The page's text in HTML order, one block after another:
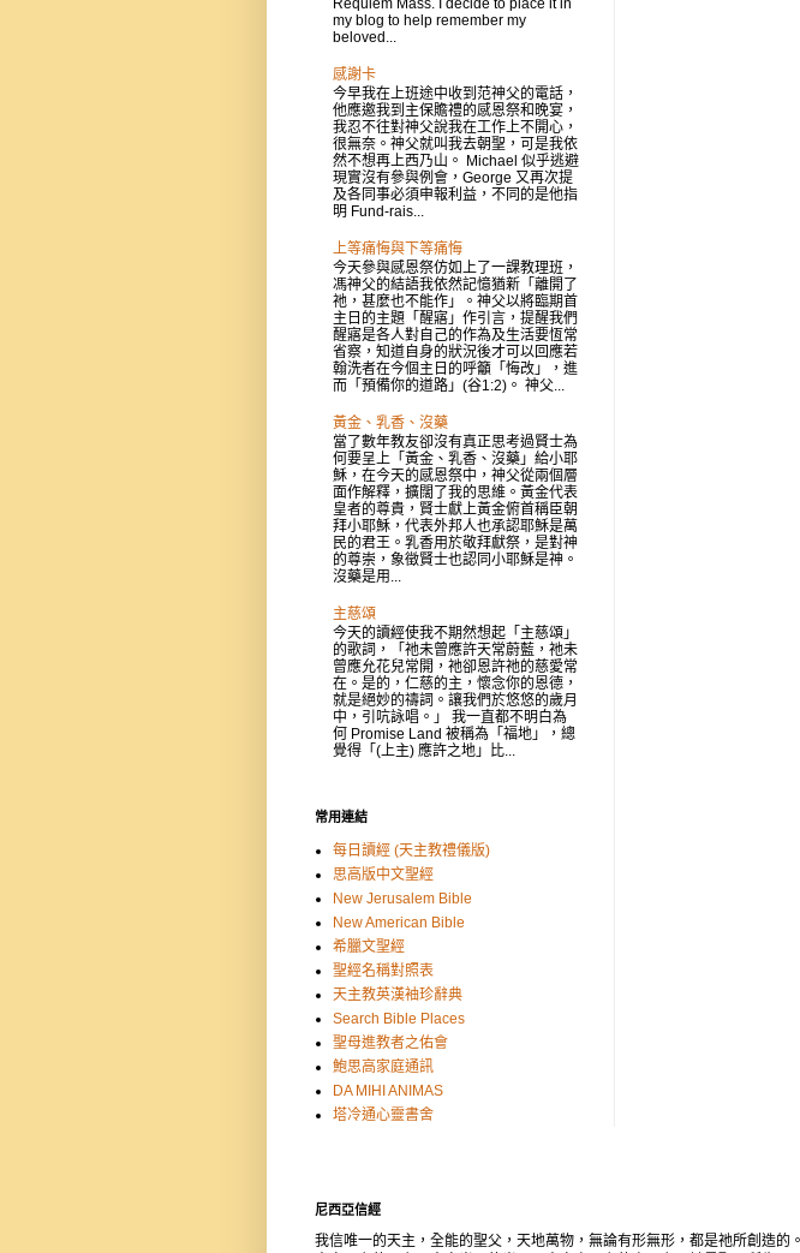
my blog to help remember my
beloved...
感謝卡
今早我在上班途中收到范神父的電話，
他應邀我到主保贍禮的感恩祭和晚宴，
我忍不往對神父說我在工作上不開心，
很無奈。神父就叫我去朝聖，可是我依
然不想再上西乃山。 Michael 似乎逃避
現實沒有參與例會，George 又再次提
及各同事必須申報利益，不同的是他指
明 Fund-rais...
上等痛悔與下等痛悔
今天參與感恩祭仿如上了一課教理班，
馮神父的結語我依然記憶猶新「離開了
祂，甚麼也不能作」。神父以將臨期首
主日的主題「醒寤」作引言，提醒我們
醒寤是各人對自己的作為及生活要恆常
省察，知道自身的狀況後才可以回應若
翰洗者在今個主日的呼籲「悔改」，進
而「預備你的道路」(谷1:2)。 神父...
黃金、乳香、沒藥
當了數年教友卻沒有真正思考過賢士為
何要呈上「黃金、乳香、沒藥」給小耶
穌，在今天的感恩祭中，神父從兩個層
面作解釋，擴闊了我的思維。黃金代表
皇者的尊貴，賢士獻上黃金俯首稱臣朝
拜小耶穌，代表外邦人也承認耶穌是萬
民的君王。乳香用於敬拜獻祭，是對神
的尊崇，象徵賢士也認同小耶穌是神。
沒藥是用...
主慈頌
今天的讀經使我不期然想起「主慈頌」
的歌詞，「祂未曾應許天常蔚藍，祂未
曾應允花兒常開，祂卻恩許祂的慈愛常
在。是的，仁慈的主，懷念你的恩德，
就是絕妙的禱詞。讓我們於悠悠的歲月
中，引吭詠唱。」 我一直都不明白為
何 Promise Land 被稱為「福地」，總
覺得「(上主) 應許之地」比...
常用連結
每日讀經 (天主教禮儀版)
思高版中文聖經
New Jerusalem Bible
New American Bible
希臘文聖經
聖經名稱對照表
天主教英漢袖珍辭典
Search Bible Places
聖母進教者之佑會
鮑思高家庭通訊
DA MIHI ANIMAS
塔冷通心靈書舍
尼西亞信經
我信唯一的天主，全能的聖父，天地萬物，無論有形無形，都是祂所創造